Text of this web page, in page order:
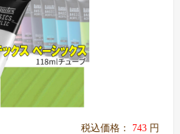
税込価格： 743 円